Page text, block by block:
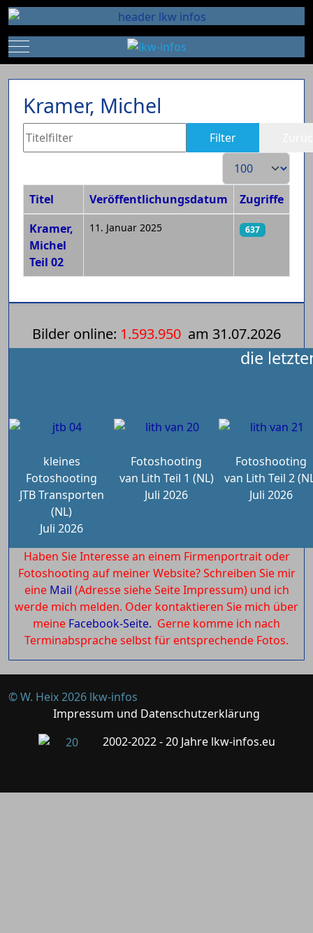
Mobile Menu Toggle
Kramer, Michel
Titelfilter Filter
Anzeige #
Beiträge
Titel Veröffentlichungsdatum
Zugriffe
Kramer,
Michel
Teil 02
11. Januar 2025 637
Bilder online: 1.593.950 am 31.07.2026
die
kleines
Fotoshooting
JTB Transporten
(NL)
Juli 2026
Fotoshooting
van Lith Teil 1 (NL)
Juli 2026
Fotoshooting
van Lith Teil 2
Juli 2026
Haben Sie Interesse an einem Firmenportrait oder
Fotoshooting auf meiner Website? Schreiben Sie mir
eine Mail (Adresse siehe Seite Impressum) und ich
werde mich melden. Oder kontaktieren Sie mich über
meine Facebook-Seite. Gerne komme ich nach
Terminabsprache selbst für entsprechende Fotos.
© W. Heix 2026 lkw-infos
Impressum und Datenschutzerklärung
2002-2022 - 20 Jahre lkw-infos.eu